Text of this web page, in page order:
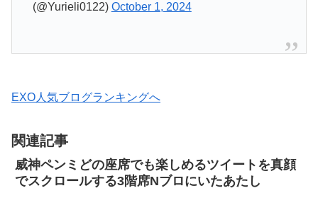
(@Yurieli0122) October 1, 2024
EXO人気ブログランキングへ
関連記事
威神ペンミどの座席でも楽しめるツイートを真顔
でスクロールする3階席Nブロにいたあたし